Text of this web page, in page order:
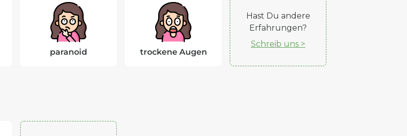
paranoid trockene Augen
Hast Du andere
Erfahrungen?
Schreib uns >